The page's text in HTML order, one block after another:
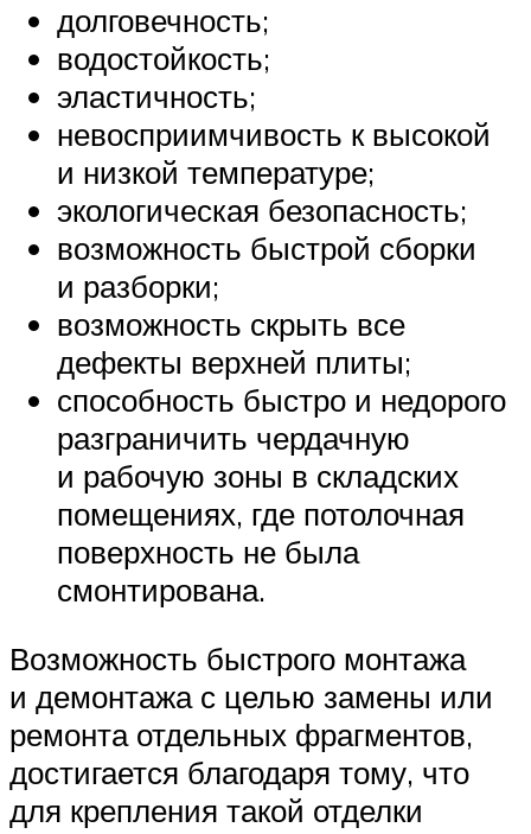
долговечность;
водостойкость;
эластичность;
невосприимчивость к высокой
и низкой температуре;
экологическая безопасность;
возможность быстрой сборки
и разборки;
возможность скрыть все
дефекты верхней плиты;
способность быстро и недорого
разграничить чердачную
и рабочую зоны в складских
помещениях, где потолочная
поверхность не была
смонтирована.
Возможность быстрого монтажа
и демонтажа с целью замены или
ремонта отдельных фрагментов,
достигается благодаря тому, что
для крепления такой отделки